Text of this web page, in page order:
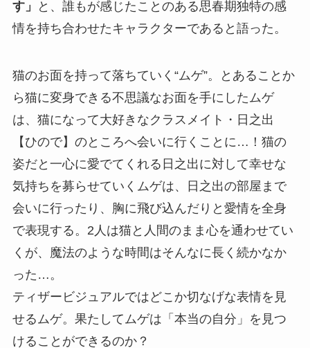
す」
と、誰もが感じたことのある思春期独特の感
情を持ち合わせたキャラクターであると語った。
猫のお面を持って落ちていく“ムゲ”。とあることか
ら猫に変身できる不思議なお面を手にしたムゲ
は、猫になって大好きなクラスメイト・日之出
【ひので】のところへ会いに行くことに…！猫の
姿だと一心に愛でてくれる日之出に対して幸せな
気持ちを募らせていくムゲは、日之出の部屋まで
会いに行ったり、胸に飛び込んだりと愛情を全身
で表現する。2人は猫と人間のまま心を通わせてい
くが、魔法のような時間はそんなに長く続かなか
った…。
ティザービジュアルではどこか切なげな表情を見
せるムゲ。果たしてムゲは「本当の自分」を見つ
けることができるのか？